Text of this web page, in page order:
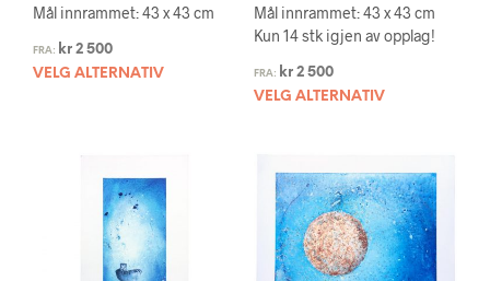
Mål innrammet: 43 x 43 cm
FRA: kr 2 500
VELG ALTERNATIV
Mål innrammet: 43 x 43 cm
Kun 14 stk igjen av opplag!
FRA: kr2 500
VELG ALTERNATIV